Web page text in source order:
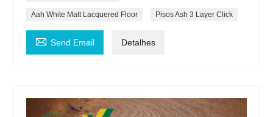
Aah White Matt Lacquered Floor Pisos Ash 3 Layer Click
 Send Email Detalhes